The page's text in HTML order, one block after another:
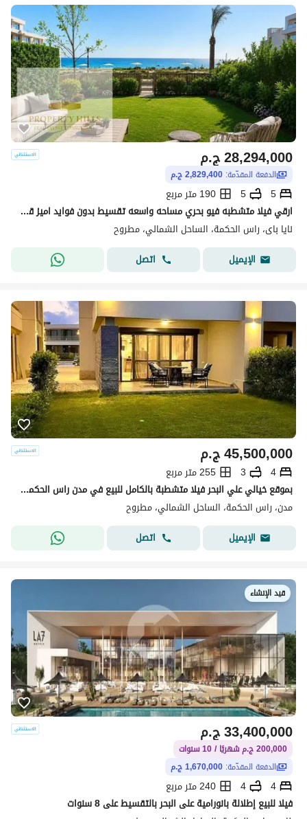
ج.م28,294,000
الدفعة المقدّمة: 2,829,400 ج.م
5
5
190 متر مربع
ارقي فيلا متشطبه فيو بحري مساحه واسعه تقسيط بدون فوايد اميز قري الساحل naia bay جنب طريق الضبعه،فندق ريكسوس،العالمينو المطار و مستشفي الضبعه
نايا باى، راس الحكمة، الساحل الشمالي، مطروح
الإيميل
اتصل
ج.م45,500,000
4
3
255 متر مربع
بموقع خيالي علي البحر فيلا متشطبة بالكامل للبيع في مدن راس الحكمة - الساحل الشمالي
مدن، راس الحكمة، الساحل الشمالي، مطروح
الإيميل
اتصل
قيد الإنشاء
ج.م33,400,000
200,000 ج.م شهريًا / 10 سنوات
الدفعة المقدّمة: 1,670,000 ج.م
4
4
240 متر مربع
فيلا للبيع إطلالة بانورامية على البحر بالتقسيط على 8 سنوات